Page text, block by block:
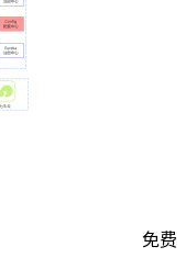
免费